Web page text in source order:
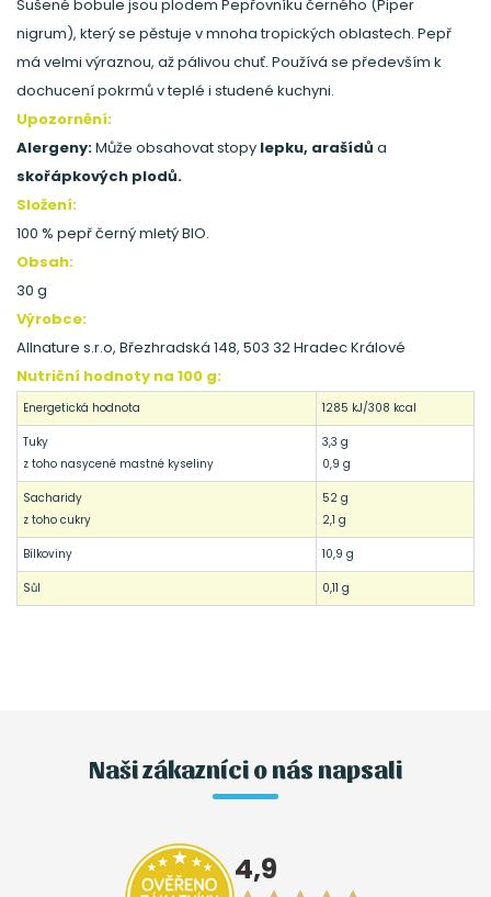
Sušené bobule jsou plodem Pepřovníku černého (Piper
nigrum), který se pěstuje v mnoha tropických oblastech. Pepř
má velmi výraznou, až pálivou chuť. Používá se především k
dochucení pokrmů v teplé i studené kuchyni.
Upozornění:
Alergeny:Může obsahovat stopy lepku, arašídů a
skořápkových plodů.
Složení:
100 % pepř černý mletý BIO.
Obsah:
30 g
Výrobce:
Allnature s.r.o, Březhradská 148, 503 32 Hradec Králové
Nutriční hodnoty na 100 g:
Energetická hodnota 1285 kJ/308 kcal
Tuky
z toho nasycené mastné kyseliny
3,3 g
0,9 g
Sacharidy
z toho cukry
52 g
2,1 g
Bílkoviny 10,9 g
Sůl 0,11 g
Naši zákazníci o nás napsali
4,9